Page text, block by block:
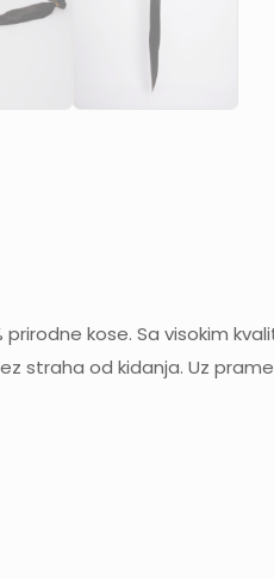
prirodne kose. Sa visokim
straha od kidanja. Uz